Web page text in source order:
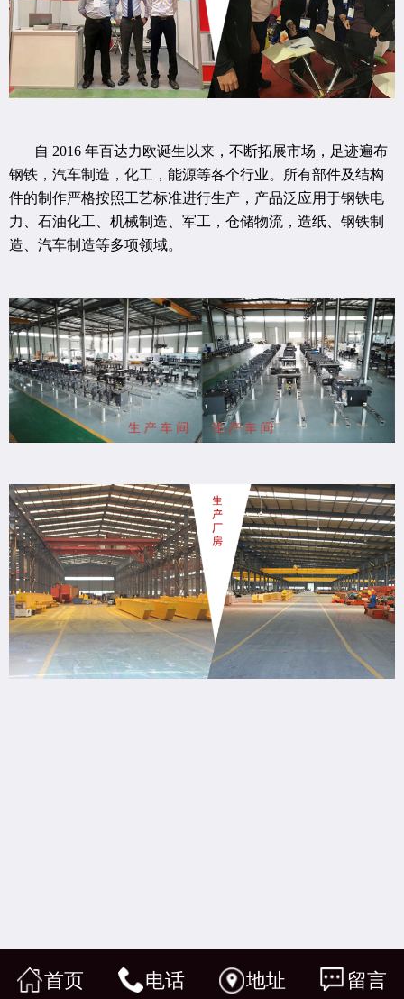
自 2016 年百达力欧诞生以来，不断拓展市场，足迹遍布
钢铁，汽车制造，化工，能源等各个行业。所有部件及结构
件的制作严格按照工艺标准进行生产，产品泛应用于钢铁电
力、石油化工、机械制造、军工，仓储物流，造纸、钢铁制
造、汽车制造等多项领域。
首页 电话 地址 留言